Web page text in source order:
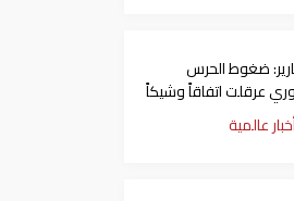
ضغوط الحرس
عرقلت اتفاقاً وشيكاً
هرمزعالمية